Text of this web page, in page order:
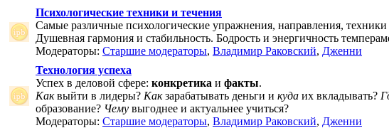
Психологические техники и течения
Самые различные психологические упражнения, направления, техники
Душевная гармония и стабильность. Бодрость и энергичность
Модераторы: Старшие модераторы, Владимир Раковский, Дженни
Технология успеха
Успех в деловой сфере: конкретика и факты.
Каквыйти в лидеры? Какзарабатывать деньги и куда их вкладывать?
образование? Чему выгоднее и актуальнее учиться?
Модераторы: Старшие модераторы, Владимир Раковский, Дженни